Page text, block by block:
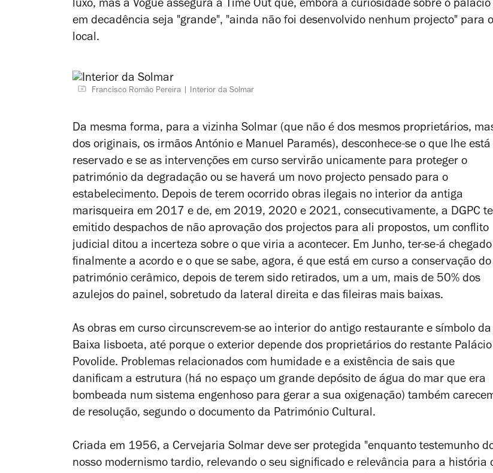
luxo, mas a Vogue assegura à Time Out que, embora a curiosidade sobre o palácio
em decadência seja "grande", "ainda não foi desenvolvido nenhum projecto" para o
local.
Francisco Romão Pereira Interior da Solmar
Da mesma forma, para a vizinha Solmar (que não é dos mesmos proprietários,
dos originais, os irmãos António e Manuel Paramés), desconhece-se o que lhe está
reservado e se as intervenções em curso servirão unicamente para proteger o
património da degradação ou se haverá um novo projecto pensado para o
estabelecimento. Depois de terem ocorrido obras ilegais no interior da antiga
marisqueira em 2017 e de, em 2019, 2020 e 2021, consecutivamente, a DGPC
emitido despachos de não aprovação dos projectos para ali propostos, um conflito
judicial ditou a incerteza sobre o que viria a acontecer. Em Junho, ter-se-á chegado
finalmente a acordo e o que se sabe, agora, é que está em curso a conservação do
património cerâmico, depois de terem sido retirados, um a um, mais de 50% dos
azulejos do painel, sobretudo da lateral direita e das fileiras mais baixas.
As obras em curso circunscrevem-se ao interior do antigo restaurante e símbolo da
Baixa lisboeta, até porque o exterior depende dos proprietários do restante Palácio
Povolide. Problemas relacionados com humidade e a existência de sais que
danificam a estrutura (há no espaço um grande depósito de água do mar que era
bombeada num sistema engenhoso para gerar a sua oxigenação) também
de resolução, segundo o documento da Património Cultural.
Criada em 1956, a Cervejaria Solmar deve ser protegida "enquanto testemunho
nosso modernismo tardio, relevando o seu significado e relevância para a história